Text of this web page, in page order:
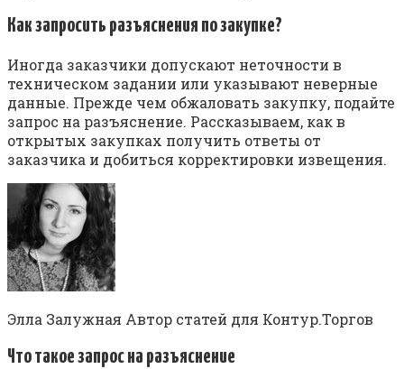
Как запросить разъяснения по закупке?
Иногда заказчики допускают неточности в
техническом задании или указывают неверные
данные. Прежде чем обжаловать закупку, подайте
запрос на разъяснение. Рассказываем, как в
открытых закупках получить ответы от
заказчика и добиться корректировки извещения.
Элла Залужная Автор статей для Контур.Торгов
Что такое запрос на разъяснение